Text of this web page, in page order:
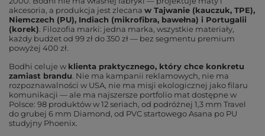
akcesoria, a produkcja jest zlecana w Tajwanie (kauczuk, TPE),
Niemczech (PU), Indiach (mikrofibra, bawełna) i Portugalii
(korek). Filozofia marki: jedna marka, wszystkie materiały,
każdy budżet od 99 zł do 350 zł — bez segmentu premium
powyżej 400 zł.
Bodhi celuje w klienta praktycznego, który chce konkretu
zamiast brandu. Nie ma kampanii reklamowych, nie ma
rozpoznawalności w USA, nie ma misji ekologicznej jako filaru
komunikacji — ale ma najszersze portfolio mat dostępne w
Polsce: 98 produktów w 12 seriach, od podróżnej 1,3 mm Travel
do grubej 6 mm Diamond, od PVC startowego Asana po PU
studyjny Phoenix.